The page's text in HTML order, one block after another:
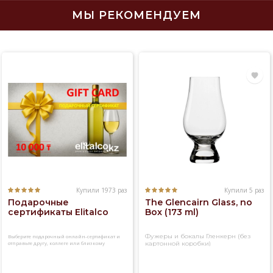
МЫ РЕКОМЕНДУЕМ
Купили 1973 раз
Подарочные
сертификаты Elitalco
Выберите подарочный онлайн-сертификат и
отправьте другу, коллеге или близкому
Купили 5 раз
The Glencairn Glass, no
Box (173 ml)
Фужеры и бокалы Гленкерн (без
картонной коробки)